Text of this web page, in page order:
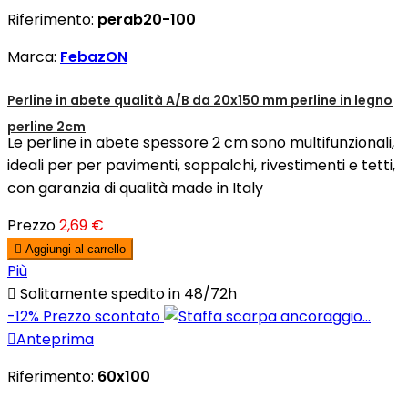
Riferimento: perab20-100
Marca: FebazON
Perline in abete qualità A/B da 20x150 mm perline in legno
perline 2cm
Le perline in abete spessore 2 cm sono multifunzionali,
ideali per per pavimenti, soppalchi, rivestimenti e tetti,
con garanzia di qualità made in Italy
Prezzo2,69 €
 Aggiungi al carrello
Più
 Solitamente spedito in 48/72h
-12% Prezzo scontato
Anteprima
Riferimento: 60x100